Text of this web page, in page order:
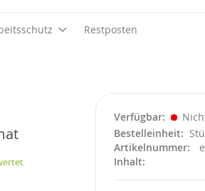
Restposten
Verfügbar
Bestelleinheit
Artikelnummer
Inhalt